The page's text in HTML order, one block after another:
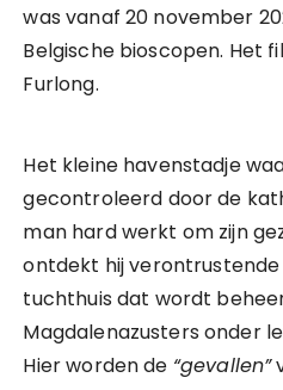
was vanaf 20 november
Belgische bioscopen. Het
Furlong.
Het kleine havenstadje
gecontroleerd door de
man hard werkt om zijn
ontdekt hij
tuchthuis dat wordt
Magdalenazusters onder
Hier worden de “gevallen”